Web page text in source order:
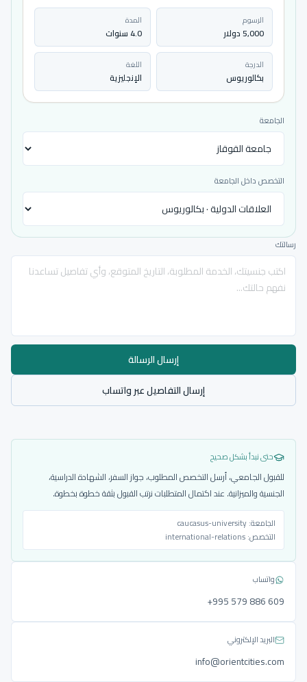
الرسوم
5,000 دولار
المدة
4.0 سنوات
الدرجة
بكالوريوس
اللغة
الإنجليزية
الجامعة
التخصص داخل الجامعة
رسالتك
إرسال الرسالة
إرسال التفاصيل عبر واتساب
حتى نبدأ بشكل صحيح
للقبول الجامعي، أرسل التخصص المطلوب، جواز السفر، الشهادة الدراسية،
الجنسية والميزانية. عند اكتمال المتطلبات نرتب القبول بثقة خطوة بخطوة.
الجامعة:caucasus-university
التخصص:international-relations
واتساب
‎+995 579 886 609
البريد الإلكتروني
info@orientcities.com